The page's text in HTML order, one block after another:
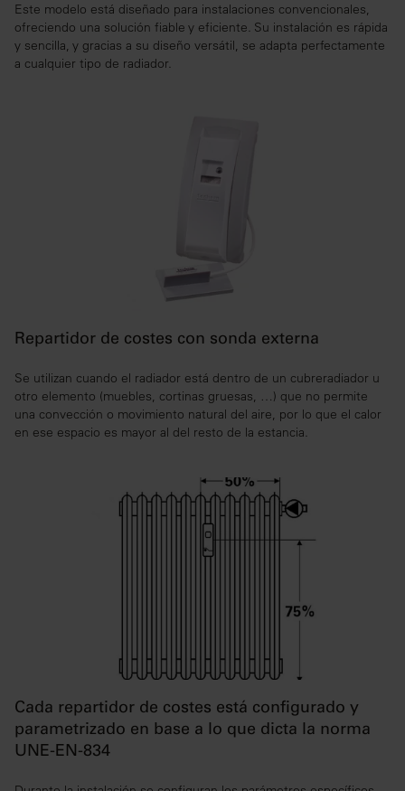
Este modelo está diseñado para instalaciones convencionales,
ofreciendo una solución fiable y eficiente. Su instalación es rápida
y sencilla, y gracias a su diseño versátil, se adapta perfectamente
a cualquier tipo de radiador.
Repartidor de costes con sonda externa
Se utilizan cuando el radiador está dentro de un cubreradiador u
otro elemento (muebles, cortinas gruesas, …) que no permite
una convección o movimiento natural del aire, por lo que el calor
en ese espacio es mayor al del resto de la estancia.
Cada repartidor de costes está configurado y
parametrizado en base a lo que dicta la norma
UNE-EN-834